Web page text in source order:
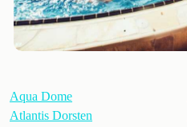
Aqua Dome
Atlantis Dorsten